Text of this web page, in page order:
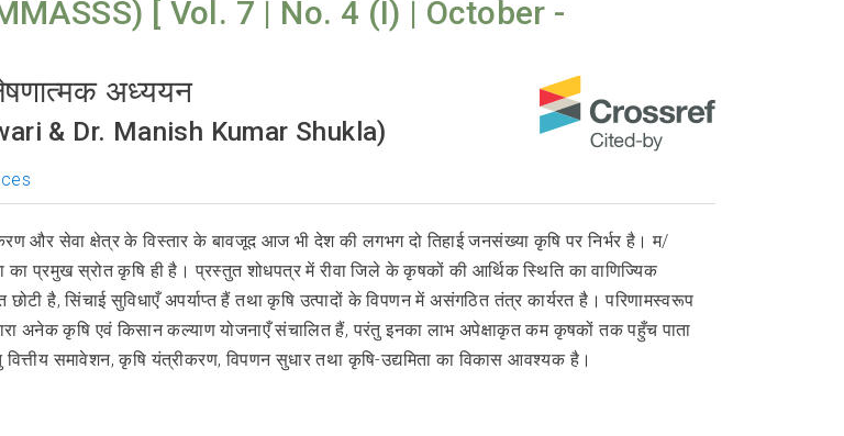
[ Vol. 7 | No. 4 (I) | October -
अध्ययन
& Dr. Manish Kumar Shukla)
और सेवा क्षेत्र के विस्तार के बावजूद आज भी देश की लगभग दो तिहाई जनसंख्या कृषि पर निर्भर है। म/
प्रमुख स्रोत कृषि ही है। प्रस्तुत शोधपत्र में रीवा जिले के कृषकों की आर्थिक स्थिति का वाणिज्यिक
है, सिंचाई सुविधाएँ अपर्याप्त हैं तथा कृषि उत्पादों के विपणन में असंगठित तंत्र कार्यरत है। परिणामस्वरूप
अनेक कृषि एवं किसान कल्याण योजनाएँ संचालित हैं, परंतु इनका लाभ अपेक्षाकृत कम कृषकों तक पहुँच पाता
समावेशन, कृषि यंत्रीकरण, विपणन सुधार तथा कृषि-उद्यमिता का विकास आवश्यक है।